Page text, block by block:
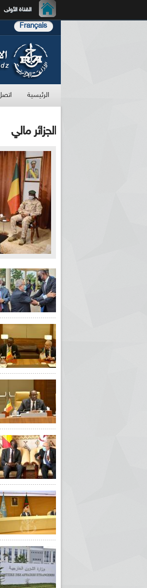
القناة الأولى
Français
الرئيسية
الجزائر مالي